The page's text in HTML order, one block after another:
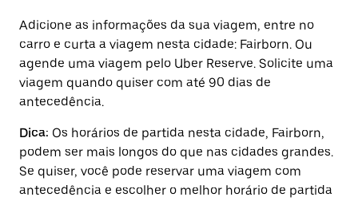
Adicione as informações da sua viagem, entre no
carro e curta a viagem nesta cidade: Fairborn. Ou
agende uma viagem pelo Uber Reserve. Solicite uma
viagem quando quiser com até 90 dias de
antecedência.
Dica: Os horários de partida nesta cidade, Fairborn,
podem ser mais longos do que nas cidades grandes.
Se quiser, você pode reservar uma viagem com
antecedência e escolher o melhor horário de partida